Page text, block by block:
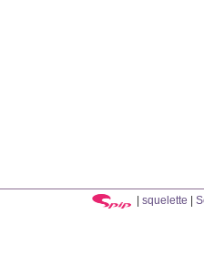
| squelette |